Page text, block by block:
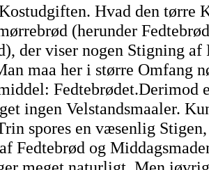
Hvad den tørre
(herunder
der viser nogen Stigning af
maa her i større Omfang
Fedtebrødet.Derimod
ingen Velstandsmaaler.
spores en væsenlig
Fedtebrød og